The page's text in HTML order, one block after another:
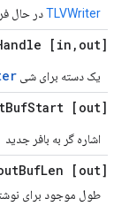
TLVWriterدر حال
[in
, out] in
یک دسته برای شی
[out] out
BufStart
اشاره گر به بافر جدید
[out] out
BufLen
طول موجود برای